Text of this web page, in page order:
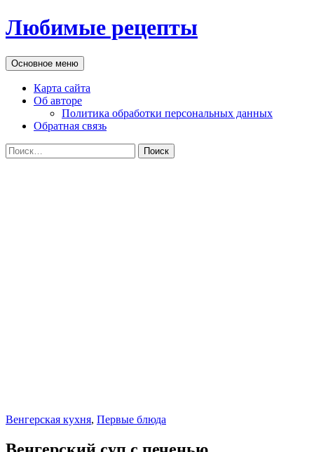
Перейти
к
Любимые рецепты
Поиск
Основное меню
Карта сайта
Об авторе
Политика обработки персональных данных
Обратная связь
Найти:
Венгерская кухня, Первые блюда